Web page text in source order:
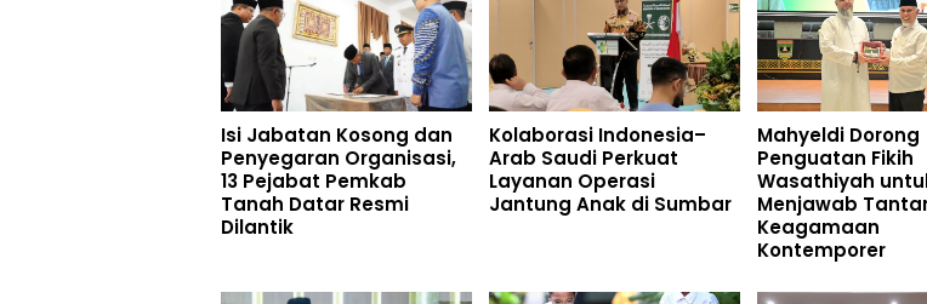
Isi Jabatan Kosong dan
Penyegaran Organisasi,
13 Pejabat Pemkab
Tanah Datar Resmi
Dilantik
Kolaborasi Indonesia–
Arab Saudi Perkuat
Layanan Operasi
Jantung Anak di Sumbar
Mahyeldi Dorong
Penguatan Fikih
Wasathiyah
Menjawab
Keagamaan
Kontemporer